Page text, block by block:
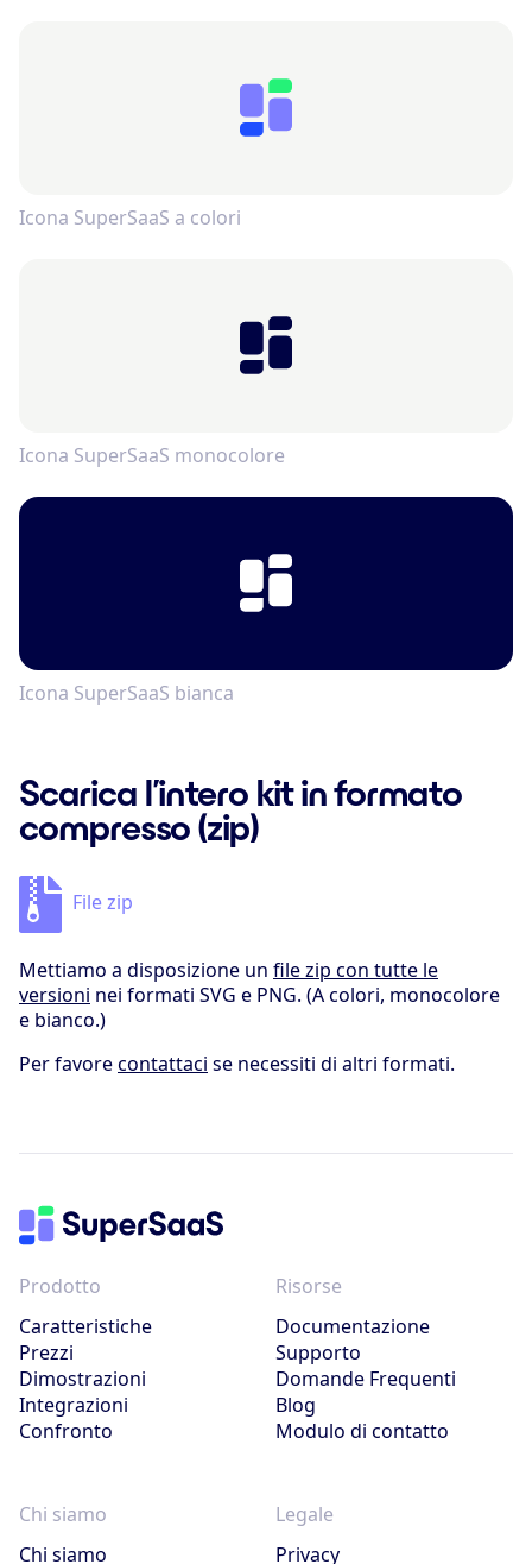
Icona SuperSaaS a colori
Icona SuperSaaS monocolore
Icona SuperSaaS bianca
Scarica l’intero kit in formato
compresso (zip)
File zip
Mettiamo a disposizione un file zip con tutte le
versioni nei formati SVG e PNG. (A colori, monocolore
e bianco.)
Per favorecontattaci se necessiti di altri formati.
Prodotto
Caratteristiche
Prezzi
Dimostrazioni
Integrazioni
Confronto
Risorse
Documentazione
Supporto
Domande Frequenti
Blog
Modulo di contatto
Chi siamo
Chi siamo
Legale
Privacy